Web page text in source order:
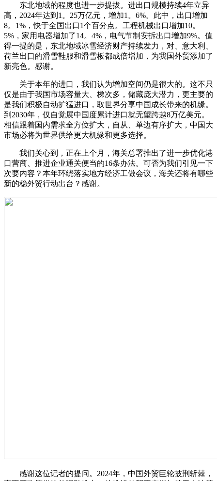
东北地域的程度也进一步提拔。进出口规模持续4年立异
高，2024年达到1。25万亿元，增加1。6%。此中，出口增加
8。1%，快于全国出口1个百分点。工程机械出口增加10。
5%，家用电器增加了14。4%，电气节制安拆出口增加9%。值
得一提的是，东北地域冰雪经济财产持续发力，对、意大利、
荷兰出口的滑雪鞋服和滑雪板都成倍增加，为我国外贸添加了
新亮色。感谢。
关于本年的进口，我们认为增加空间仍是很大的。这不只
仅是由于我国市场容量大、梯次多，储藏庞大潜力，更主要的
是我们积极自动扩猛进口，取世界分享中国成长带来的机缘。
到2030年，仅自觉展中国度累计进口就无望跨越8万亿美元。
相信跟着国内需求全方位扩大，自从、单边有序扩大，中国大
市场必将为世界供给更大机缘和更多选择。
我们关心到，正在上个月，海关总署推出了进一步优化港
口营商、推进企业通关便当的16条办法。可否为我们引见一下
次要内容？本年环绕落实地方经济工做会议，海关还将有哪些
新的稳外贸行动出台？感谢。
感谢这位记者的提问。2024年，中国外贸巨轮披荆斩棘，